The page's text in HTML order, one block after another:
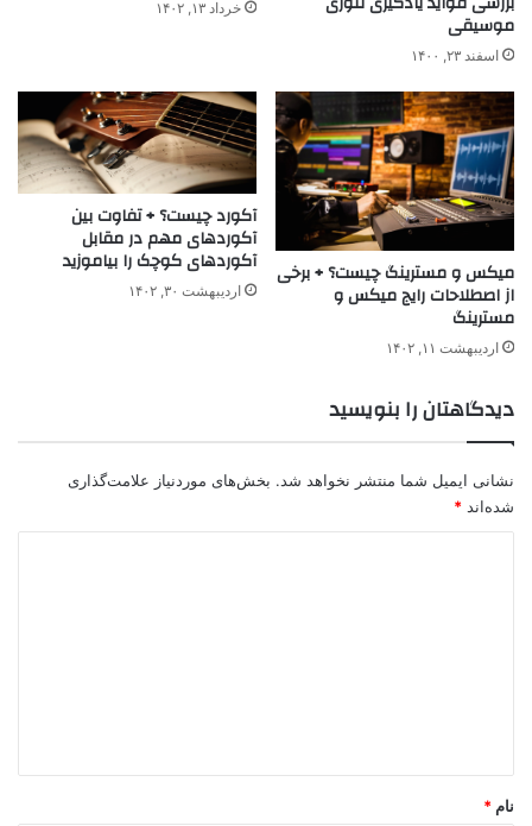
موسیقی
اسفند ۲۳, ۱۴۰۰
خرداد ۱۳, ۱۴۰۲
میکس و مسترینگ چیست؟ + برخی
از اصطلاحات رایج میکس و
مسترینگ
اردیبهشت ۱۱, ۱۴۰۲
آکورد چیست؟ + تفاوت بین
آکوردهای مهم در مقابل
آکوردهای کوچک را بیاموزید
اردیبهشت ۳۰, ۱۴۰۲
دیدگاهتان را بنویسید
نشانی ایمیل شما منتشر نخواهد شد. بخش‌های موردنیاز علامت‌گذاری
شده‌اند *
نام *